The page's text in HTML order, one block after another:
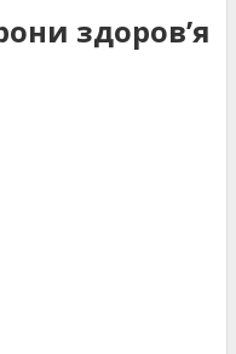
здоров’я